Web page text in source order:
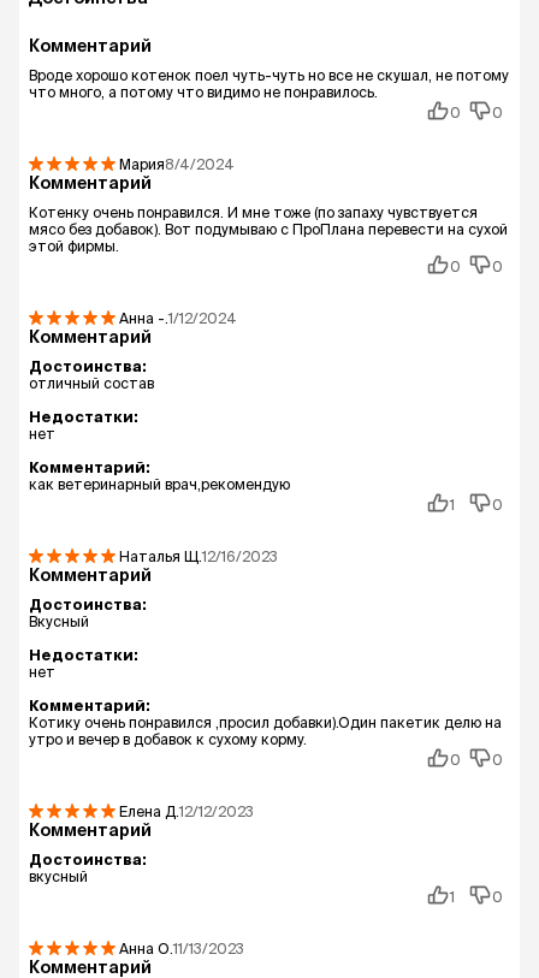
Комментарий
Вроде хорошо котенок поел чуть-чуть но все не скушал, не потому
что много, а потому что видимо не понравилось.
0
0
Мария8/4/2024
Комментарий
Котенку очень понравился. И мне тоже (по запаху чувствуется
мясо без добавок). Вот подумываю с ПроПлана перевести на сухой
этой фирмы.
0
0
Анна -.1/12/2024
Комментарий
Достоинства:
отличный состав
Недостатки:
нет
Комментарий:
как ветеринарный врач,рекомендую
1
0
Наталья Щ.12/16/2023
Комментарий
Достоинства:
Вкусный
Недостатки:
нет
Комментарий:
Котику очень понравился ,просил добавки).Один пакетик делю на
утро и вечер в добавок к сухому корму.
0
0
Елена Д.12/12/2023
Комментарий
Достоинства:
вкусный
1
0
Анна О.11/13/2023
Комментарий